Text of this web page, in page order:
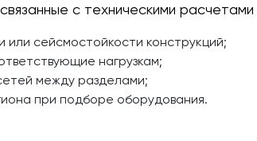
с техническими
сейсмостойкости конструкций;
нагрузкам;
между разделами;
при подборе оборудования.